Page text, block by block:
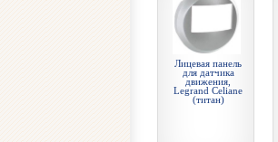
Лицевая панель
для датчика
движения,
Legrand Celiane
(титан)